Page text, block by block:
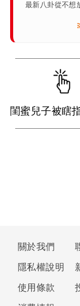
最新八卦從不想
關於我們
隱私權說明
使用條款